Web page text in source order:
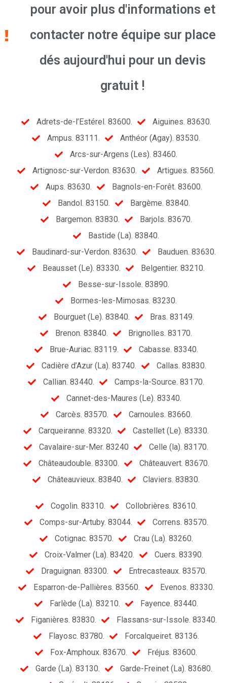
pour avoir plus d'informations et
contacter notre équipe sur place
dés aujourd'hui pour un devis
gratuit !
Adrets-de-l’Estérel. 83600.
Aiguines. 83630.
Ampus. 83111.
Anthéor (Agay). 83530.
Arcs-sur-Argens (Les). 83460.
Artignosc-sur-Verdon. 83630.
Artigues. 83560.
Aups. 83630.
Bagnols-en-Forêt. 83600.
Bandol. 83150.
Bargème. 83840.
Bargemon. 83830.
Barjols. 83670.
Bastide (La). 83840.
Baudinard-sur-Verdon. 83630.
Bauduen. 83630.
Beausset (Le). 83330.
Belgentier. 83210.
Besse-sur-Issole. 83890.
Bormes-les-Mimosas. 83230.
Bourguet (Le). 83840.
Bras. 83149.
Brenon. 83840.
Brignolles. 83170.
Brue-Auriac. 83119.
Cabasse. 83340.
Cadière d’Azur (La). 83740.
Callas. 83830.
Callian. 83440.
Camps-la-Source. 83170.
Cannet-des-Maures (Le). 83340.
Carcès. 83570.
Carnoules. 83660.
Carqueiranne. 83320.
Castellet (Le). 83330.
Cavalaire-sur-Mer. 83240
Celle (la). 83170.
Châteaudouble. 83300.
Châteauvert. 83670.
Châteauvieux. 83840.
Claviers. 83830.
Cogolin. 83310.
Collobrières. 83610.
Comps-sur-Artuby. 83044.
Correns. 83570.
Cotignac. 83570.
Crau (La). 83260.
Croix-Valmer (La). 83420.
Cuers. 83390.
Draguignan. 83300.
Entrecasteaux. 83570.
Esparron-de-Pallières. 83560.
Evenos. 83330.
Farlède (La). 83210.
Fayence. 83440.
Figanières. 83830.
Flassans-sur-Issole. 83340.
Flayosc. 83780.
Forcalqueiret. 83136.
Fox-Amphoux. 83670.
Fréjus. 83600.
Garde (La). 83130.
Garde-Freinet (La). 83680.